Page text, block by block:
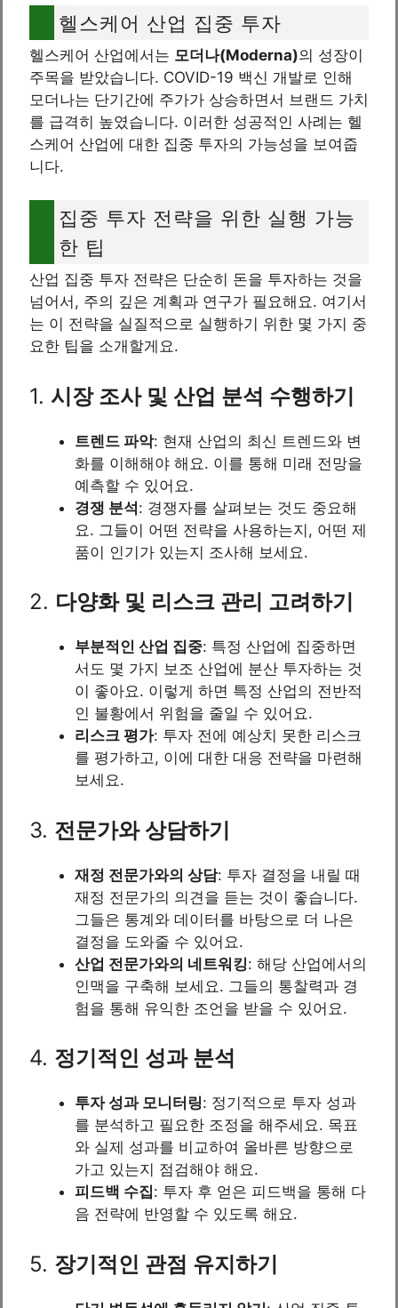
헬스케어 산업 집중 투자
헬스케어 산업에서는 모더나(Moderna)의 성장이
주목을 받았습니다. COVID-19 백신 개발로 인해
모더나는 단기간에 주가가 상승하면서 브랜드 가치
를 급격히 높였습니다. 이러한 성공적인 사례는 헬
스케어 산업에 대한 집중 투자의 가능성을 보여줍
니다.
집중 투자 전략을 위한 실행 가능
한 팁
산업 집중 투자 전략은 단순히 돈을 투자하는 것을
넘어서, 주의 깊은 계획과 연구가 필요해요. 여기서
는 이 전략을 실질적으로 실행하기 위한 몇 가지 중
요한 팁을 소개할게요.
1. 시장 조사 및 산업 분석 수행하기
트렌드 파악: 현재 산업의 최신 트렌드와 변
화를 이해해야 해요. 이를 통해 미래 전망을
예측할 수 있어요.
경쟁 분석: 경쟁자를 살펴보는 것도 중요해
요. 그들이 어떤 전략을 사용하는지, 어떤 제
품이 인기가 있는지 조사해 보세요.
2. 다양화 및 리스크 관리 고려하기
부분적인 산업 집중: 특정 산업에 집중하면
서도 몇 가지 보조 산업에 분산 투자하는 것
이 좋아요. 이렇게 하면 특정 산업의 전반적
인 불황에서 위험을 줄일 수 있어요.
리스크 평가: 투자 전에 예상치 못한 리스크
를 평가하고, 이에 대한 대응 전략을 마련해
보세요.
3. 전문가와 상담하기
재정 전문가와의 상담: 투자 결정을 내릴 때
재정 전문가의 의견을 듣는 것이 좋습니다.
그들은 통계와 데이터를 바탕으로 더 나은
결정을 도와줄 수 있어요.
산업 전문가와의 네트워킹: 해당 산업에서의
인맥을 구축해 보세요. 그들의 통찰력과 경
험을 통해 유익한 조언을 받을 수 있어요.
4. 정기적인 성과 분석
투자 성과 모니터링: 정기적으로 투자 성과
를 분석하고 필요한 조정을 해주세요. 목표
와 실제 성과를 비교하여 올바른 방향으로
가고 있는지 점검해야 해요.
피드백 수집: 투자 후 얻은 피드백을 통해 다
음 전략에 반영할 수 있도록 해요.
5. 장기적인 관점 유지하기